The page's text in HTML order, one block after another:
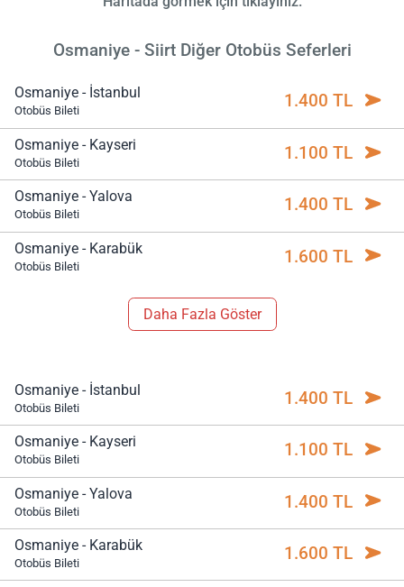
Osmaniye - Siirt Diğer Otobüs Seferleri
Osmaniye - İstanbul
Otobüs Bileti 1.400 TL
Osmaniye - Kayseri
Otobüs Bileti 1.100 TL
Osmaniye - Yalova
Otobüs Bileti 1.400 TL
Osmaniye - Karabük
Otobüs Bileti 1.600 TL
Daha Fazla Göster
Osmaniye - İstanbul
Otobüs Bileti 1.400 TL
Osmaniye - Kayseri
Otobüs Bileti 1.100 TL
Osmaniye - Yalova
Otobüs Bileti 1.400 TL
Osmaniye - Karabük
Otobüs Bileti 1.600 TL